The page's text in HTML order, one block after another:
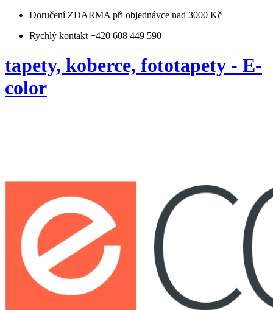
Doručení ZDARMA při objednávce nad 3000 Kč
Rychlý kontakt +420 608 449 590
tapety, koberce, fototapety - E-
color